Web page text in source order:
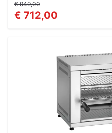
€ 949,00
€ 712,00